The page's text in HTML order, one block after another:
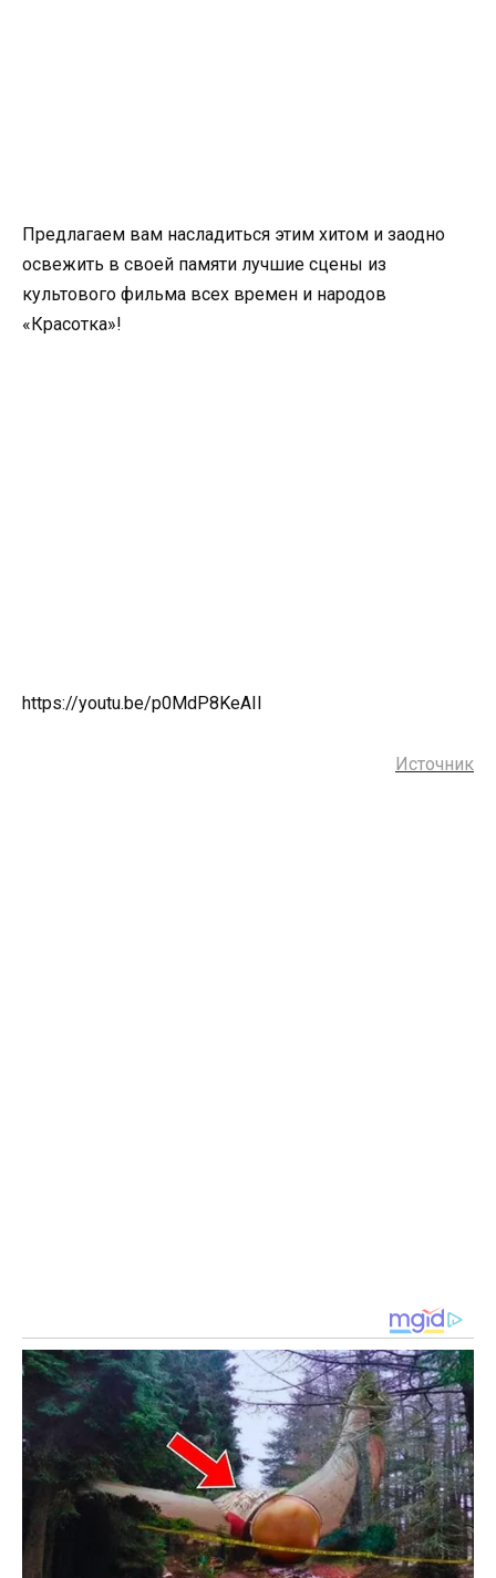
Предлагаем вам насладиться этим хитом и заодно
освежить в своей памяти лучшие сцены из
культового фильма всех времен и народов
«Красотка»!
https://youtu.be/p0MdP8KeAII
Источник